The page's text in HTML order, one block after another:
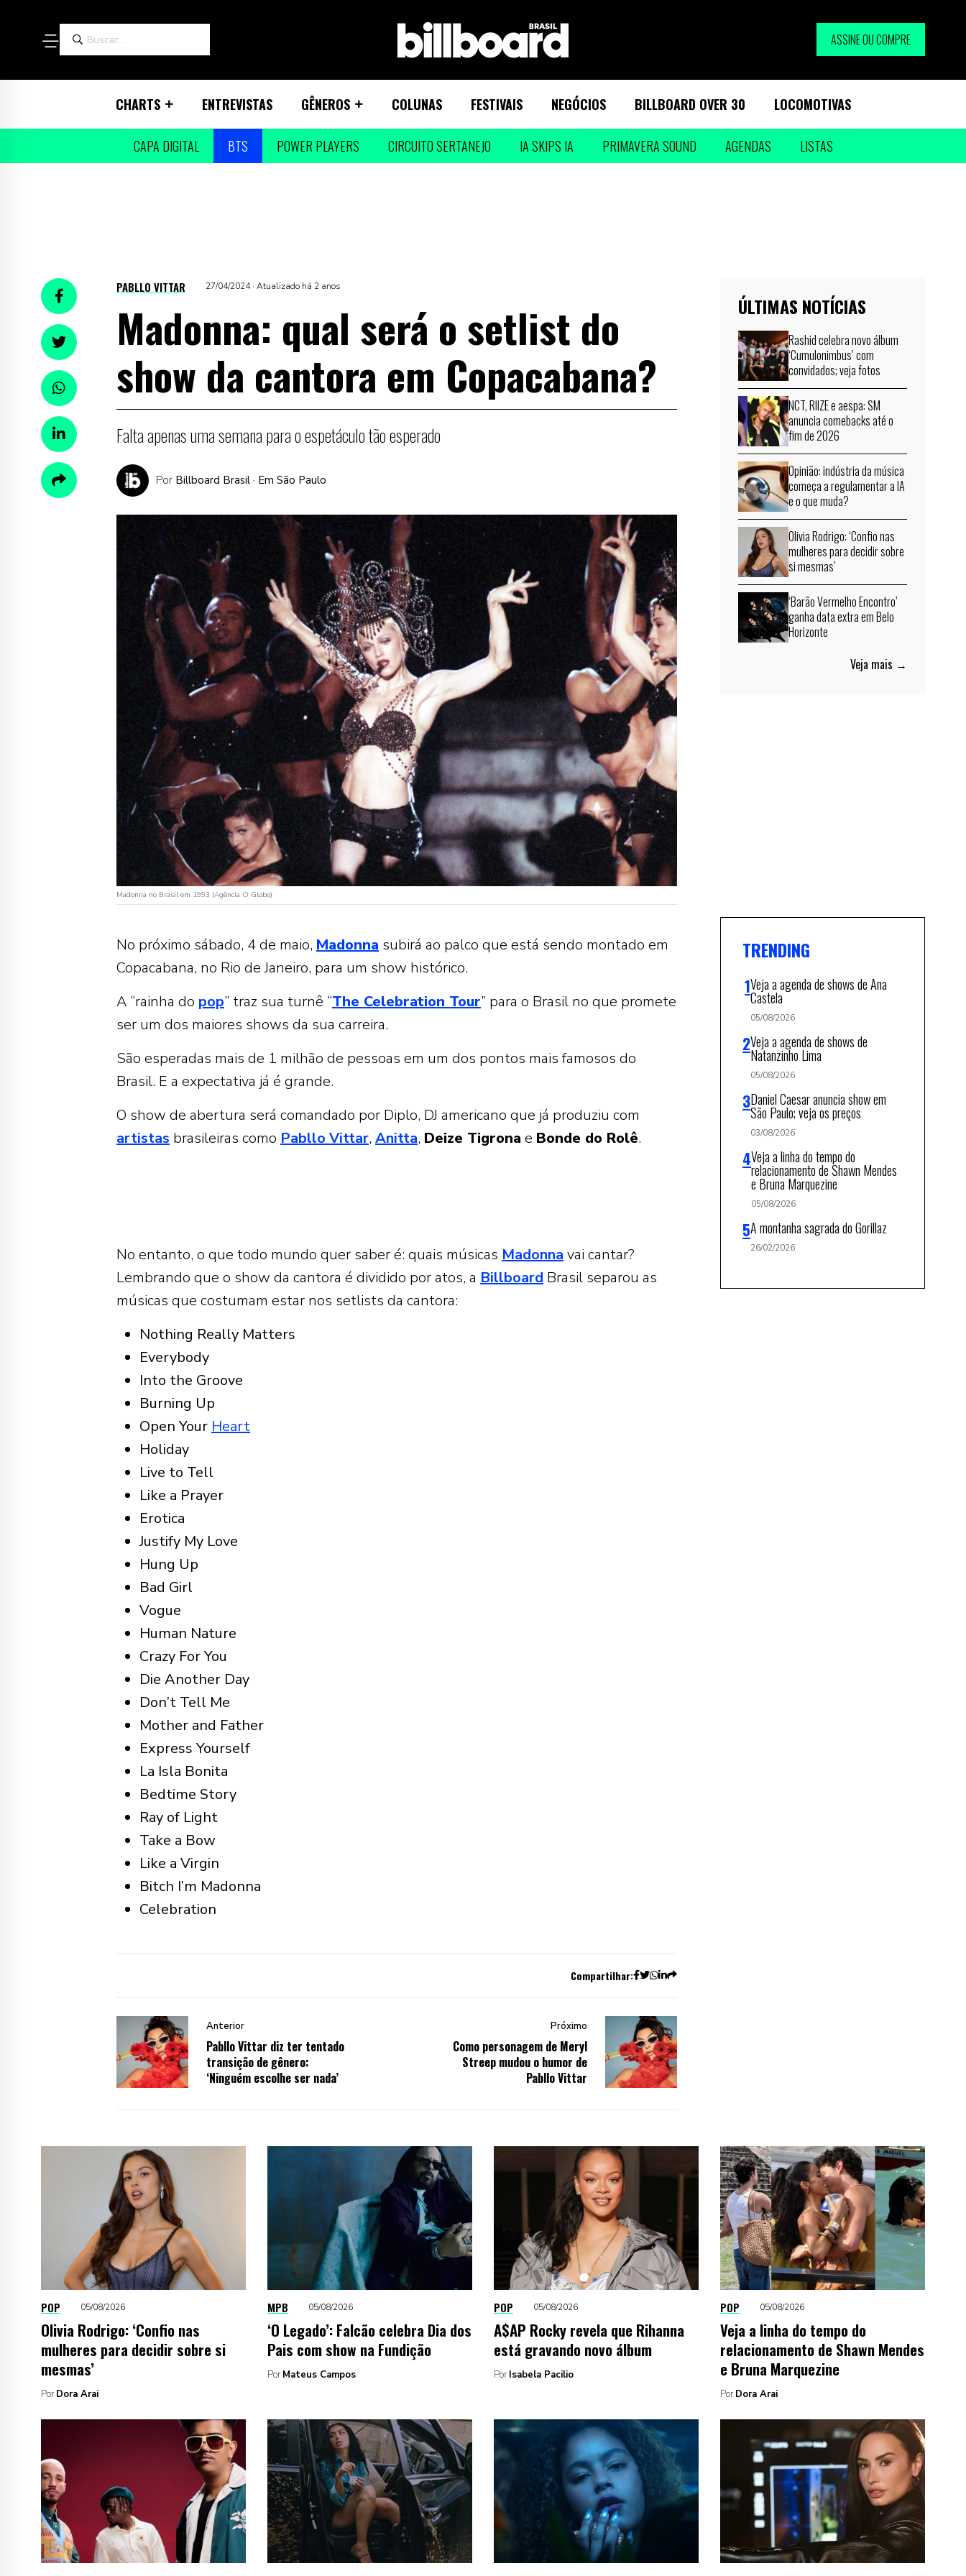
ASSINE OU COMPRE
CHARTS ENTREVISTAS GÊNEROS COLUNAS FESTIVAIS NEGÓCIOS BILLBOARD OVER 30 LOCOMOTIVAS
CAPA DIGITAL BTS POWER PLAYERS CIRCUITO SERTANEJO IA SKIPS IA PRIMAVERA SOUND AGENDAS LISTAS
PABLLO VITTAR 27/04/2024 · Atualizado há 2 anos
Madonna: qual será o setlist do
show da cantora em Copacabana?
Falta apenas uma semana para o espetáculo tão esperado
Por Billboard Brasil · Em São Paulo
Madonna no Brasil em 1993 (Agência O Globo)
No próximo sábado, 4 de maio, Madonna subirá ao palco que está sendo montado em
Copacabana, no Rio de Janeiro, para um show histórico.
A “rainha do pop” traz sua turnê “The Celebration Tour” para o Brasil no que promete
ser um dos maiores shows da sua carreira.
São esperadas mais de 1 milhão de pessoas em um dos pontos mais famosos do
Brasil. E a expectativa já é grande.
O show de abertura será comandado por Diplo, DJ americano que já produziu com
artistas brasileiras como Pabllo Vittar, Anitta, Deize Tigrona e Bonde do Rolê.
No entanto, o que todo mundo quer saber é: quais músicas Madonna vai cantar?
Lembrando que o show da cantora é dividido por atos, a Billboard Brasil separou as
músicas que costumam estar nos setlists da cantora:
Nothing Really Matters
Everybody
Into the Groove
Burning Up
Open Your Heart
Holiday
Live to Tell
Like a Prayer
Erotica
Justify My Love
Hung Up
Bad Girl
Vogue
Human Nature
Crazy For You
Die Another Day
Don’t Tell Me
Mother and Father
Express Yourself
La Isla Bonita
Bedtime Story
Ray of Light
Take a Bow
Like a Virgin
Bitch I’m Madonna
Celebration
Compartilhar:
Anterior
Pabllo Vittar diz ter tentado
transição de gênero:
‘Ninguém escolhe ser nada’
Próximo
Como personagem de Meryl
Streep mudou o humor de
Pabllo Vittar
ÚLTIMAS NOTÍCIAS
Rashid celebra novo álbum
‘Cumulonimbus’ com
convidados; veja fotos
NCT, RIIZE e aespa: SM
anuncia comebacks até o
fim de 2026
Opinião: indústria da música
começa a regulamentar a IA
e o que muda?
Olivia Rodrigo: ‘Confio nas
mulheres para decidir sobre
si mesmas’
‘Barão Vermelho Encontro’
ganha data extra em Belo
Horizonte
Veja mais →
TRENDING
Veja a agenda de shows de Ana
Castela
05/08/2026
Veja a agenda de shows de
Natanzinho Lima
05/08/2026
Daniel Caesar anuncia show em
São Paulo; veja os preços
03/08/2026
Veja a linha do tempo do
relacionamento de Shawn Mendes
e Bruna Marquezine
05/08/2026
A montanha sagrada do Gorillaz
26/02/2026
POP 05/08/2026
Olivia Rodrigo: ‘Confio nas
mulheres para decidir sobre si
mesmas’
Por Dora Arai
MPB 05/08/2026
‘O Legado’: Falcão celebra Dia dos
Pais com show na Fundição
Por Mateus Campos
POP 05/08/2026
A$AP Rocky revela que Rihanna
está gravando novo álbum
Por Isabela Pacilio
POP 05/08/2026
Veja a linha do tempo do
relacionamento de Shawn Mendes
e Bruna Marquezine
Por Dora Arai